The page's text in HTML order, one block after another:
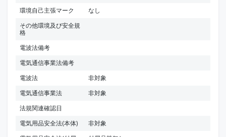
環境自己主張マーク
なし
その他環境及び安全規
格
電波法備考
電気通信事業法備考
電波法
非対象
電気通信事業法
非対象
法規関連確認日
電気用品安全法(本体)
非対象